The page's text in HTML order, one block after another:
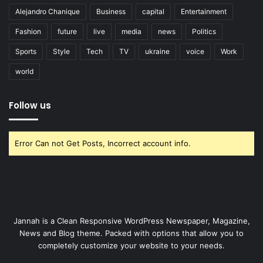
Alejandro Chanique Business capital Entertainment
Fashion future live media news Politics
Sports Style Tech TV ukraine voice Work
world
Follow us
Error Can not Get Posts, Incorrect account info.
Jannah is a Clean Responsive WordPress Newspaper, Magazine,
News and Blog theme. Packed with options that allow you to
completely customize your website to your needs.